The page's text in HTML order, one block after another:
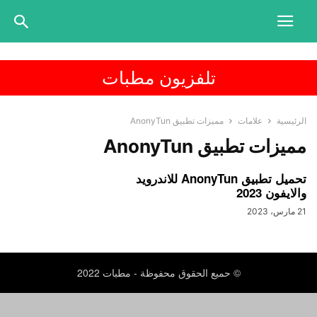
تلفزيون مطبات
الرئيسية علامات مميزات تطبيق AnonyTun
مميزات تطبيق AnonyTun
تحميل تطبيق AnonyTun للاندرويد
والايفون 2023
21 مارس، 2023
© حميع الحقوق محفوظة - مطبات 2022